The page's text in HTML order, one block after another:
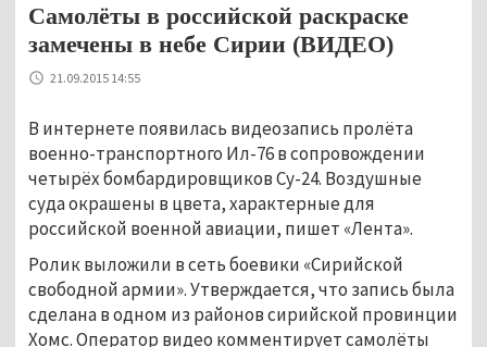
Самолёты в российской раскраске
замечены в небе Сирии (ВИДЕО)
21.09.2015 14:55
В интернете появилась видеозапись пролёта
военно-транспортного Ил-76 в сопровождении
четырёх бомбардировщиков Су-24. Воздушные
суда окрашены в цвета, характерные для
российской военной авиации, пишет «Лента».
Ролик выложили в сеть боевики «Сирийской
свободной армии». Утверждается, что запись была
сделана в одном из районов сирийской провинции
Хомс. Оператор видео комментирует самолёты